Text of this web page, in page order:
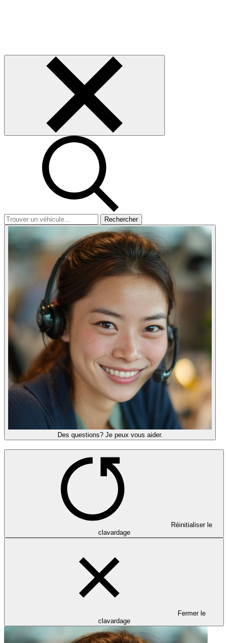
Rechercher
Des questions? Je peux vous aider.
Réinitialiser le
clavardage
Fermer le
clavardage